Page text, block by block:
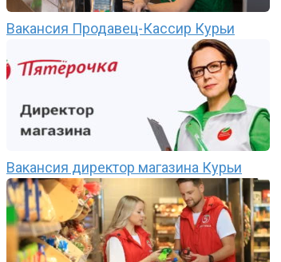
Вакансия Продавец-Кассир Курьи
Вакансия директор магазина Курьи